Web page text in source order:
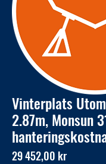
Vinterplats
2.87m, Monsun
29 452,00 krPris